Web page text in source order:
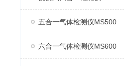
五合一气体检测仪MS500
六合一气体检测仪MS600